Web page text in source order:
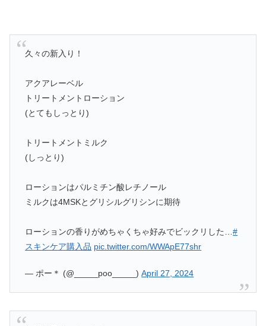
久々の新入り！
アクアレーベル
トリートメントローション
(とてもしっとり)
トリートメントミルク
(しっとり)
ローションはパルミチン酸レチノール
ミルクは4MSKとグリシルグリシンに期待
ローションの香りがめちゃくちゃ好みでビックリした…#
スキンケア購入品 pic.twitter.com/WWApE77shr
— ポー＊ (@_____poo_____)April 27, 2024